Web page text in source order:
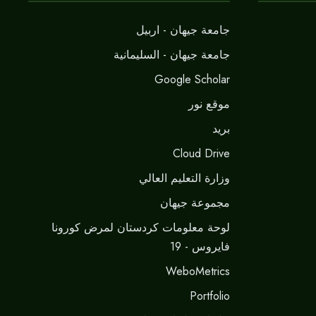
جامعة جيهان - اربيل
جامعة جيهان - السليمانية
Google Scholar
موقع نور
برید
Cloud Drive
وزارة التعليم العالي
مجموعة جيهان
لوحة معلومات كردستان لمرض كورونا
فايروس - 19
WeboMetrics
Portfolio